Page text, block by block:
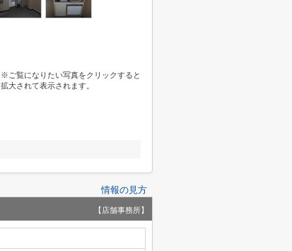
※ご覧になりたい写真をクリックすると
拡大されて表示されます。
情報の見方
【店舗事務所】